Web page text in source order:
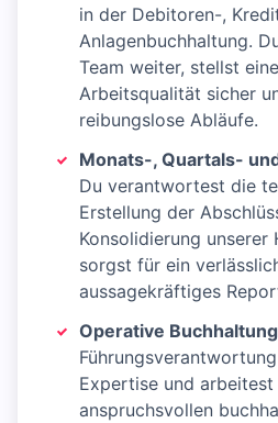
in der Debitoren-,
Anlagenbuchhaltung.
Team weiter, stellst
Arbeitsqualität sicher
reibungslose Abläufe.
Monats-, Quartals-
Du verantwortest die
Erstellung der
Konsolidierung
sorgst für ein
aussagekräftiges
Operative
Expertise und
anspruchsvollen